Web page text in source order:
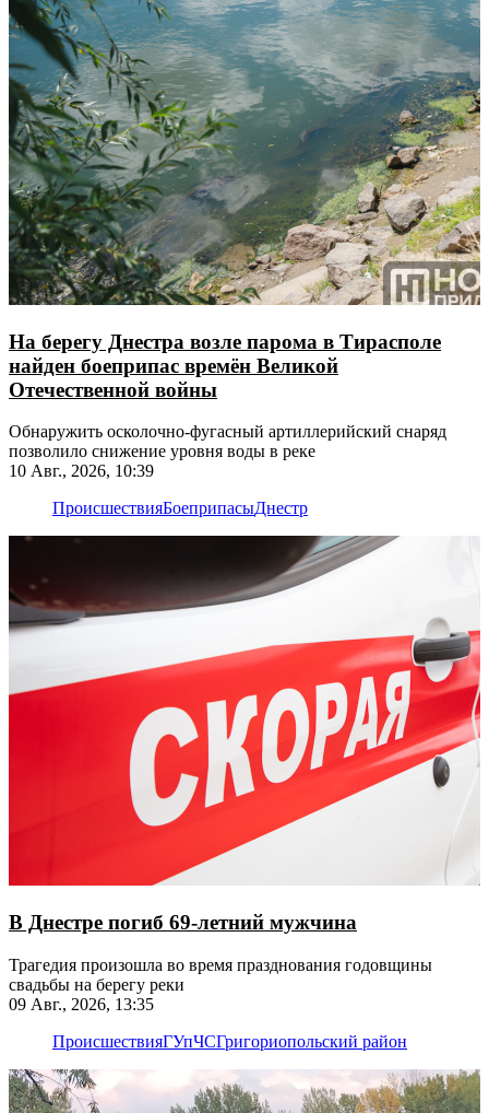
На берегу Днестра возле парома в Тирасполе
найден боеприпас времён Великой
Отечественной войны
Обнаружить осколочно-фугасный артиллерийский снаряд
позволило снижение уровня воды в реке
10 Авг., 2026, 10:39
ПроисшествияБоеприпасыДнестр
В Днестре погиб 69-летний мужчина
Трагедия произошла во время празднования годовщины
свадьбы на берегу реки
09 Авг., 2026, 13:35
ПроисшествияГУпЧСГригориопольский район